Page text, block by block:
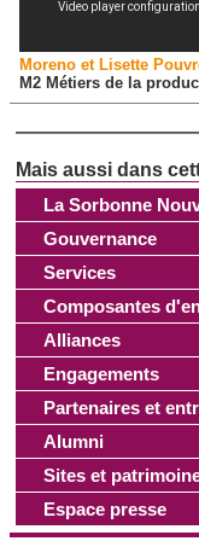
La Sorbonne
Gouvernance
Services
Composantes
Alliances
Engagements
Partenaires et
Alumni
Sites et
Espace presse
Moreno et Lisette
M2 Métiers de la